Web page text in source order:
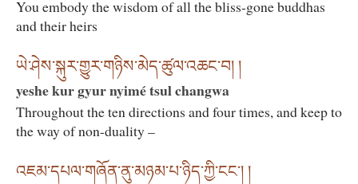
You embody the wisdom of all the bliss-gone buddhas
and their heirs
ཡེ་ཤེས་སྐུར་གྱུར་གཉིས་མེད་ཚུལ་འཆང་བ། །
yeshe kur gyur nyimé tsul changwa
Throughout the ten directions and four times, and keep to
the way of non-duality –
འཇམ་དཔལ་གཞོན་ནུ་མཉམ་པ་ཉིད་ཀྱི་ངང་། །